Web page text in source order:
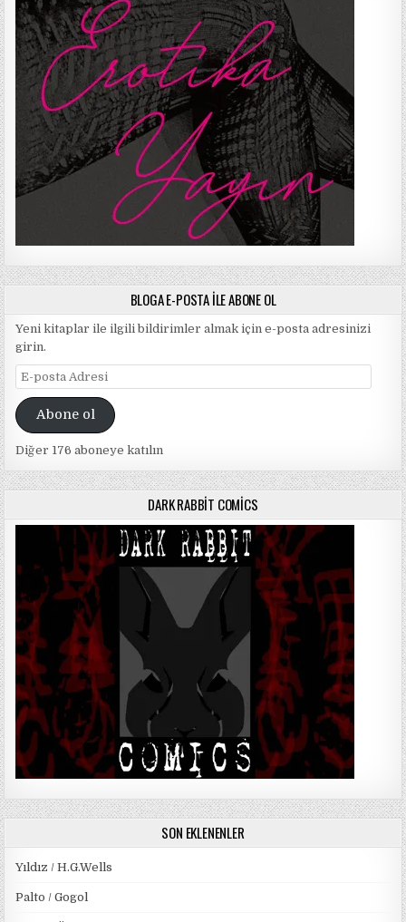
BLOGA E-POSTA ILE ABONE OL
Yeni kitaplar ile ilgili bildirimler almak için e-posta adresinizi
girin.
E-
posta
AdresiAbone ol
Diğer 176 aboneye katılın
DARK RABBIT COMICS
SON EKLENENLER
Yıldız / H.G.Wells
Palto / Gogol